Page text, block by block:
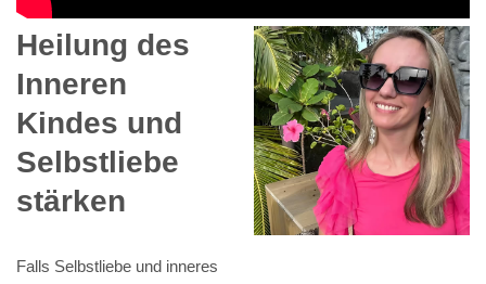
Heilung des
Inneren
Kindes und
Selbstliebe
stärken
Falls Selbstliebe und inneres